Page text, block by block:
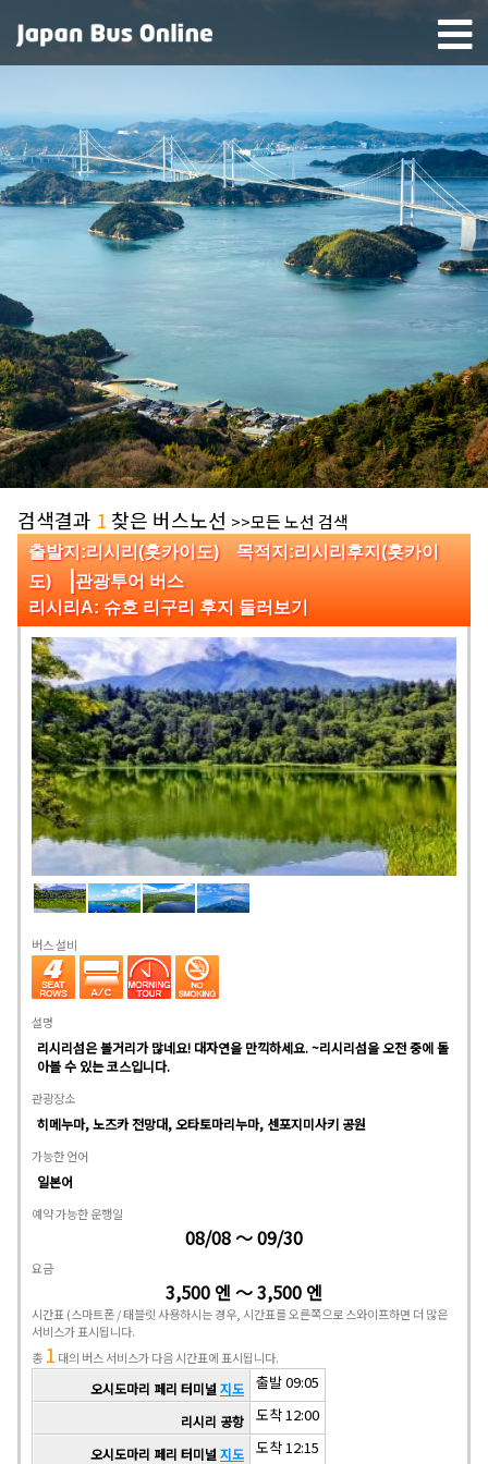
검색결과 1 찾은 버스노선 >>모든 노선 검색
출발지:리시리(홋카이도) 목적지:리시리후지(홋카이
도) |관광투어 버스
리시리A: 슈호 리구리 후지 둘러보기
버스 설비
설명
리시리섬은 볼거리가 많네요! 대자연을 만끽하세요. ~리시리섬을 오전 중에 돌
아볼 수 있는 코스입니다.
관광장소
히메누마, 노즈카 전망대, 오타토마리누마, 센포지미사키 공원
가능한 언어
일본어
예약 가능한 운행일
08/08 ～ 09/30
요금
3,500 엔 ～ 3,500 엔
시간표(스마트폰 / 태블릿 사용하시는 경우, 시간표를 오른쪽으로 스와이프하면 더 많은
서비스가 표시됩니다.
총 1 대의 버스 서비스가 다음 시간표에 표시됩니다.
오시도마리 페리 터미널 지도 출발 09:05
리시리 공항 도착 12:00
오시도마리 페리 터미널 지도 도착 12:15